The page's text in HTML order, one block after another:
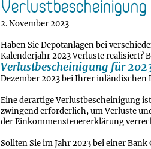
2. November 2023
Haben Sie Depotanlagen bei
Kalenderjahr 2023 Verluste realisiert?
Verlustbescheinigung für
Dezember 2023 bei Ihrer inländischen
Eine derartige Verlustbescheinigung
zwingend erforderlich, um Verluste
der Einkommensteuererklärung
Sollten Sie im Jahr 2023 bei einer